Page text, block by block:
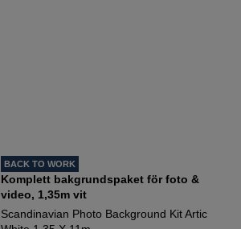
BACK TO WORK
Komplett bakgrundspaket för foto &
video, 1,35m vit
Scandinavian Photo Background Kit Artic